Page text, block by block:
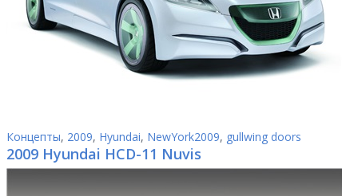
Концепты, 2009, Hyundai, NewYork2009, gullwing doors
2009 Hyundai HCD-11 Nuvis